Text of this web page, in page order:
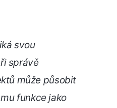
svou
správě
může působit
funkce jako